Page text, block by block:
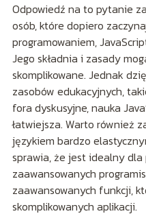
Odpowiedź na to pytanie
osób, które dopiero
programowaniem,
Jego składnia i zasady
skomplikowane. Jednak
zasobów edukacyjnych,
fora dyskusyjne, nauka
łatwiejsza. Warto również
językiem bardzo
sprawia, że jest idealny
zaawansowanych
zaawansowanych funkcji,
skomplikowanych aplikacji.